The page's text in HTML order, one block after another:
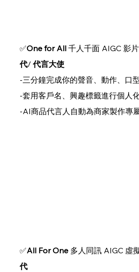
✅One for All 千人千面 AIGC 影
代/ 代言大使
-三分鐘完成你的聲音、動作、口
-套用客戶名、興趣標籤進行個人
-AI商品代言人自動為商家製作專
✅All For One 多人同訊 AIGC 虛
代